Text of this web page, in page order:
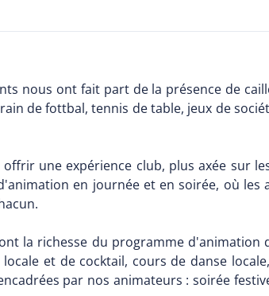
nous ont fait part de la présence de
de fottbal, tennis de table, jeux de
une expérience club, plus axée sur
en journée et en soirée, où
la richesse du programme d'animation
et de cocktail, cours de danse
par nos animateurs : soirée